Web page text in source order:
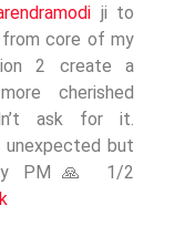
ji to
core of my
2 create a
cherished
ask for it.
unexpected but
by PM🙏 1/2